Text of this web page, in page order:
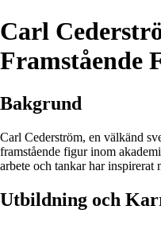
Carl
Framstående
Bakgrund
Carl Cederström, en välkänd
framstående figur inom
arbete och tankar har inspirerat
Utbildning och